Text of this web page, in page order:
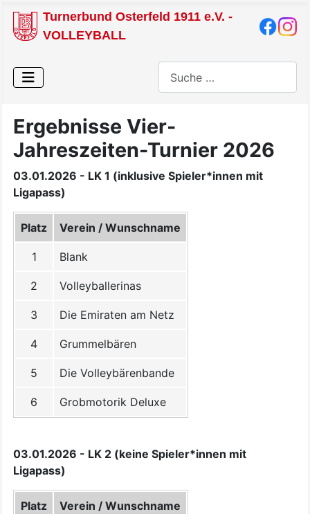
Turnerbund Osterfeld 1911 e.V. -
VOLLEYBALL
Ergebnisse Vier-
Jahreszeiten-Turnier 2026
03.01.2026 - LK 1 (inklusive Spieler*innen mit
Ligapass)
Platz Verein / Wunschname
1 Blank
2 Volleyballerinas
3 Die Emiraten am Netz
4 Grummelbären
5 Die Volleybärenbande
6 Grobmotorik Deluxe
03.01.2026 - LK 2 (keine Spieler*innen mit
Ligapass)
Platz Verein / Wunschname